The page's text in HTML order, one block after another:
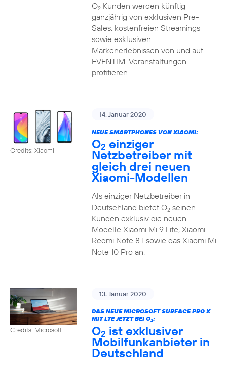
O2Kunden werden künftig
ganzjährig von exklusiven Pre-
Sales, kostenfreien Streamings
sowie exklusiven
Markenerlebnissen von und auf
EVENTIM-Veranstaltungen
profitieren.
Credits: Xiaomi
14. Januar 2020
NEUE SMARTPHONES VON XIAOMI:
O2 einziger
Netzbetreiber mit
gleich drei neuen
Xiaomi-Modellen
Als einziger Netzbetreiber in
Deutschland bietet O2seinen
Kunden exklusiv die neuen
Modelle Xiaomi Mi 9 Lite, Xiaomi
Redmi Note 8T sowie das Xiaomi Mi
Note 10 Pro an.
Credits: Microsoft
13. Januar 2020
DAS NEUE MICROSOFT SURFACE PRO X
MIT LTE JETZT BEI O2:
O2 ist exklusiver
Mobilfunkanbieter in
Deutschland